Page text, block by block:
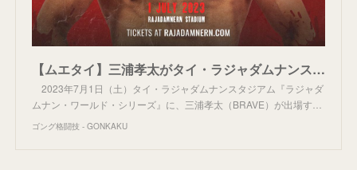
【ムエタイ】三浦孝太がタイ・ラジャダムナンスタジアムに再登場、ブアカーオとのエキシビションマッチ以来
2023年7月1日（土）タイ・ラジャダムナンスタジアム『ラジャダ
ムナン・ワールド・シリーズ』に、三浦孝太（BRAVE）が出場す…
ゴング格闘技 - GONKAKU